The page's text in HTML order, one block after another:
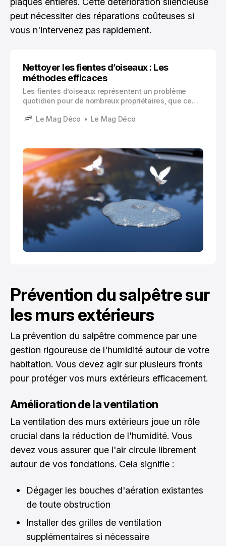
peut nécessiter des réparations coûteuses si
vous n'intervenez pas rapidement.
Nettoyer les fientes d’oiseaux : Les
méthodes efficaces
Les fientes d’oiseaux représentent un problème
quotidien pour de nombreux propriétaires, que ce
vêtements. Vous avez probablement déjà constaté
apparaître du jour au lendemain sur vos surfaces
extérieures.
Le Mag Déco Le Mag Déco
Prévention du salpêtre sur
les murs extérieurs
La prévention du salpêtre commence par une
gestion rigoureuse de l'humidité autour de votre
habitation. Vous devez agir sur plusieurs fronts
pour protéger vos murs extérieurs efficacement.
Amélioration de la ventilation
La ventilation des murs extérieurs joue un rôle
crucial dans la réduction de l'humidité. Vous
devez vous assurer que l'air circule librement
autour de vos fondations. Cela signifie :
Dégager les bouches d'aération existantes
de toute obstruction
Installer des grilles de ventilation
supplémentaires si nécessaire